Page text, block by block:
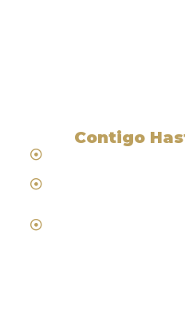
Contigo